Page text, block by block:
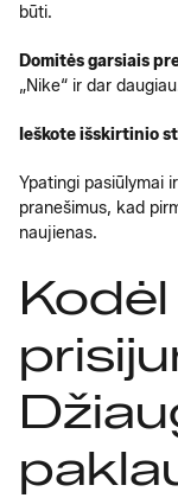
būti.
Domitės garsiais
„Nike“ ir dar
Ieškote išskirtinio
Ypatingi pasiūlymai
pranešimus, kad
naujienas.